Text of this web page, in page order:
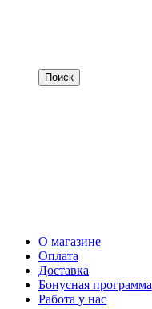
О магазине
Оплата
Доставка
Бонусная программа
Работа у нас